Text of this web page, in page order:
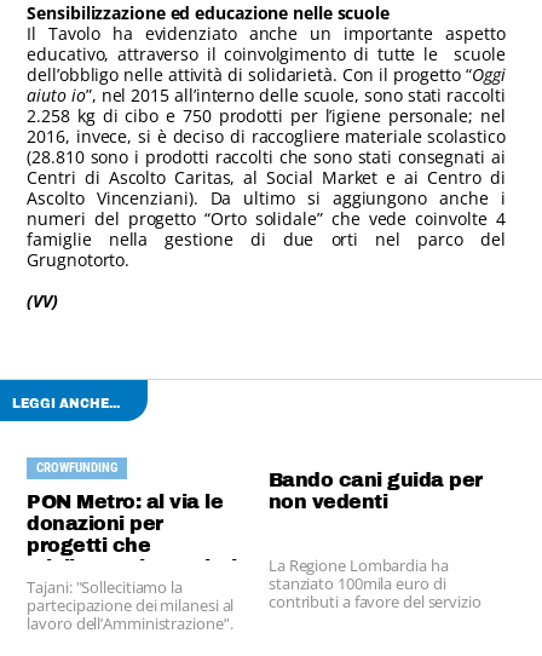
Sensibilizzazione ed educazione nelle scuole
Il Tavolo ha evidenziato anche un importante aspetto
educativo, attraverso il coinvolgimento di tutte le scuole
dell’obbligo nelle attività di solidarietà. Con il progetto “Oggi
aiuto io”, nel 2015 all’interno delle scuole, sono stati raccolti
2.258 kg di cibo e 750 prodotti per l’igiene personale; nel
2016, invece, si è deciso di raccogliere materiale scolastico
(28.810 sono i prodotti raccolti che sono stati consegnati ai
Centri di Ascolto Caritas, al Social Market e ai Centro di
Ascolto Vincenziani). Da ultimo si aggiungono anche i
numeri del progetto “Orto solidale” che vede coinvolte 4
famiglie nella gestione di due orti nel parco del
Grugnotorto.
(VV)
LEGGI ANCHE...
CROWFUNDING
PON Metro: al via le
donazioni per
progetti che
migliorano i quartieri
Tajani: "Sollecitiamo la
partecipazione dei milanesi al
lavoro dell’Amministrazione”.
Bando cani guida per
non vedenti
La Regione Lombardia ha
stanziato 100mila euro di
contributi a favore del servizio